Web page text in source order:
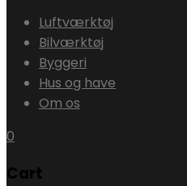
Luftværktøj
Bilværktøj
Byggeri
Hus og have
Om os
0
Cart